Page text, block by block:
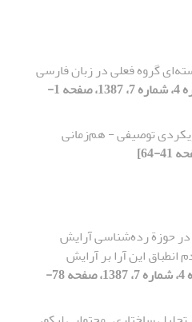
گروه فعلی در زبان فارسی
[دوره 4، شماره 7، 1387، صفحه 1-
توصیفی - هم‌زمانی
در حوزة رده‌شناسی آرایش
انطباق این آرا بر آرایش
[دوره 4، شماره 7، 1387، صفحه 78-